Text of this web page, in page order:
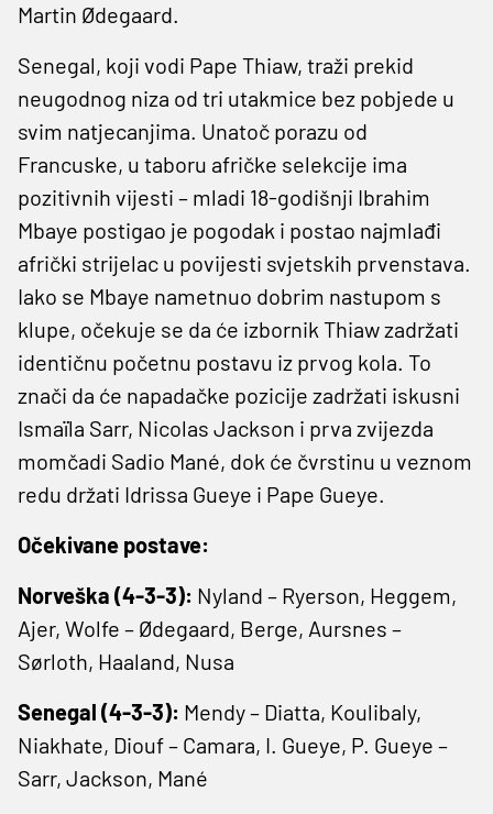
Martin Ødegaard.
Senegal, koji vodi Pape Thiaw, traži prekid
neugodnog niza od tri utakmice bez pobjede u
svim natjecanjima. Unatoč porazu od
Francuske, u taboru afričke selekcije ima
pozitivnih vijesti – mladi 18-godišnji Ibrahim
Mbaye postigao je pogodak i postao najmlađi
afrički strijelac u povijesti svjetskih prvenstava.
Iako se Mbaye nametnuo dobrim nastupom s
klupe, očekuje se da će izbornik Thiaw zadržati
identičnu početnu postavu iz prvog kola. To
znači da će napadačke pozicije zadržati iskusni
Ismaïla Sarr, Nicolas Jackson i prva zvijezda
momčadi Sadio Mané, dok će čvrstinu u veznom
redu držati Idrissa Gueye i Pape Gueye.
Očekivane postave:
Norveška (4-3-3): Nyland – Ryerson, Heggem,
Ajer, Wolfe – Ødegaard, Berge, Aursnes –
Sørloth, Haaland, Nusa
Senegal (4-3-3): Mendy – Diatta, Koulibaly,
Niakhate, Diouf – Camara, I. Gueye, P. Gueye –
Sarr, Jackson, Mané